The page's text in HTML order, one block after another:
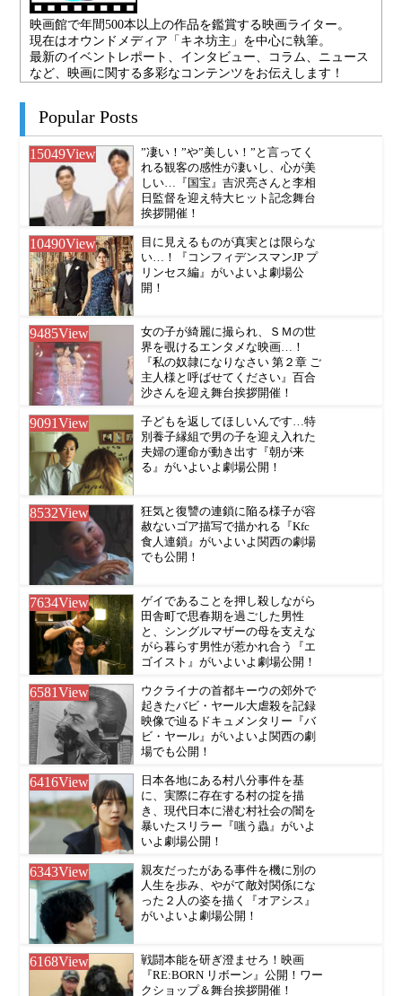
映画館で年間500本以上の作品を鑑賞する映画ライター。
現在はオウンドメディア「キネ坊主」を中心に執筆。
最新のイベントレポート、インタビュー、コラム、ニュース
など、映画に関する多彩なコンテンツをお伝えします！
Popular Posts
15049View
”凄い！”や”美しい！”と言ってく
れる観客の感性が凄いし、心が美
しい…『国宝』吉沢亮さんと李相
日監督を迎え特大ヒット記念舞台
挨拶開催！
10490View
目に見えるものが真実とは限らな
い…！『コンフィデンスマンJP プ
リンセス編』がいよいよ劇場公
開！
9485View
女の子が綺麗に撮られ、ＳＭの世
界を覗けるエンタメな映画…！
『私の奴隷になりなさい 第２章 ご
主人様と呼ばせてください』百合
沙さんを迎え舞台挨拶開催！
9091View
子どもを返してほしいんです…特
別養子縁組で男の子を迎え入れた
夫婦の運命が動き出す『朝が来
る』がいよいよ劇場公開！
8532View
狂気と復讐の連鎖に陥る様子が容
赦ないゴア描写で描かれる『Kfc
食人連鎖』がいよいよ関西の劇場
でも公開！
7634View
ゲイであることを押し殺しながら
田舎町で思春期を過ごした男性
と、シングルマザーの母を支えな
がら暮らす男性が惹かれ合う『エ
ゴイスト』がいよいよ劇場公開！
6581View
ウクライナの首都キーウの郊外で
起きたバビ・ヤール大虐殺を記録
映像で辿るドキュメンタリー『バ
ビ・ヤール』がいよいよ関西の劇
場でも公開！
6416View
日本各地にある村八分事件を基
に、実際に存在する村の掟を描
き、現代日本に潜む村社会の闇を
暴いたスリラー『嗤う蟲』がいよ
いよ劇場公開！
6343View
親友だったがある事件を機に別の
人生を歩み、やがて敵対関係にな
った２人の姿を描く『オアシス』
がいよいよ劇場公開！
6168View
戦闘本能を研ぎ澄ませろ！映画
『RE:BORN リボーン』公開！ワー
クショップ＆舞台挨拶開催！